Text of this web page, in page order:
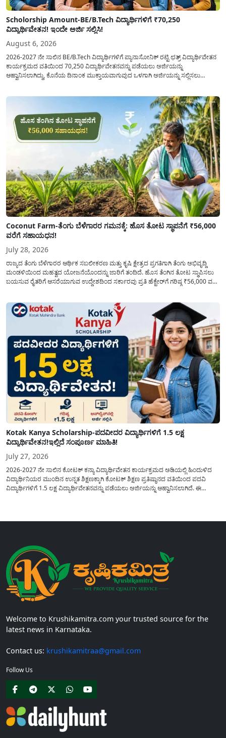
Scholorship Amount-BE/B.Tech ವಿದ್ಯಾರ್ಥಿಗಳಿಗೆ ₹70,250
ವಿದ್ಯಾರ್ಥಿವೇತನ! ಇಂದೇ ಅರ್ಜಿ ಸಲ್ಲಿಸಿ!
August 6, 2026
2026-2027 ನೇ ಸಾಲಿನ BE/B.Tech ವಿದ್ಯಾರ್ಥಿಗಳಿಗೆ ಪ್ಯಾನಾಸೋನಿಕ್ ರಟ್ಟಿ ಛತ್ರ್ ವಿದ್ಯಾರ್ಥಿವೇತನ
ಕಾರ್ಯಕ್ರಮದ ವತಿಯಿಂದ 70,250 ವಿದ್ಯಾರ್ಥಿವೇತನವನ್ನು ಪಡೆಯಲು ಅರ್ಜಿಯನ್ನು
ಆಹ್ವಾನಿಸಲಾಗಿದ್ದು, ಕೊನೆಯ ದಿನಾಂಕ ಮುಕ್ತಾಯವಾಗುವುದ ಒಳಗಾಗಿ ಅರ್ಜಿಯನ್ನು ಸಲ್ಲಿಸಲು
Coconut Farm-ತೆಂಗು ಬೆಳೆಗಾರರ ಗಮನಕ್ಕೆ: ಹೊಸ ತೋಟ ಸ್ಥಾಪನೆಗೆ ₹56,000
ವರೆಗೆ ಸಹಾಯಧನ!
July 28, 2026
ರಾಜ್ಯದ ತೆಂಗು ಬೆಳೆಗಾರರ ಆರ್ಥಿಕ ಸಬಲೀಕರಣ ಮತ್ತು ಕೃಷಿ ಕ್ಷೇತ್ರದ ಪ್ರಗತಿಗಾಗಿ ತೆಂಗು ಅಭಿವೃದ್ದಿ
ಮಂಡಳಿಯಿಂದ ಮಹತ್ವದ ಯೋಜನೆಯೊಂದನ್ನು ಜಾರಿಗೆ ತಂದಿದೆ. ಹೊಸ ತೆಂಗಿನ ತೋಟ ಸ್ಥಾಪಿಸಲು
ಬಯಸುವ ರೈತರಿಗೆ ಆಸರೆಯಾಗುವ ಉದ್ದೇಶದಿಂದ ಸರ್ಕಾರವು ಪ್ರತಿ ಹೆಕ್ಟೇರ್‌ಗೆ ಗರಿಷ್ಠ ₹56,000 ವರೆಗೆ
Kotak Kanya Scholarship-ಪದವೀದರ ವಿದ್ಯಾರ್ಥಿಗಳಿಗೆ 1.5 ಲಕ್ಷ
ವಿದ್ಯಾರ್ಥಿವೇತನ!ಇಲ್ಲಿದೆ ಸಂಪೂರ್ಣ ಮಾಹಿತಿ!
July 27, 2026
2026-2027 ನೇ ಸಾಲಿನ ಕೋಟಕ್ ಕನ್ಯಾ ವಿದ್ಯಾರ್ಥಿವೇತನ ಕಾರ್ಯಕ್ರಮದ ಅಡಿಯಲ್ಲಿ ಹಿಂದುಳಿದ
ವಿದ್ಯಾರ್ಥಿನಿಯರ ಮುಂದಿನ ಉನ್ನತ ಶಿಕ್ಷಣಕ್ಕಾಗಿ ಕೋಟಕ್ ಶಿಕ್ಷಣ ಪ್ರತಿಷ್ಠಾನದ ವತಿಯಿಂದ ಪದವಿ
ವಿದ್ಯಾರ್ಥಿಗಳಿಗೆ 1.5 ಲಕ್ಷ ವಿದ್ಯಾರ್ಥಿವೇತನವನ್ನು ಪಡೆಯಲು ಅರ್ಜಿಯನ್ನು ಆಹ್ವಾನಿಸಲಾಗಿದೆ. ಈ
Welcome to Krushikamitra.com your trusted source for the
latest news in Karnataka.
Contact us: krushikamitraa@gmail.com
Follow Us